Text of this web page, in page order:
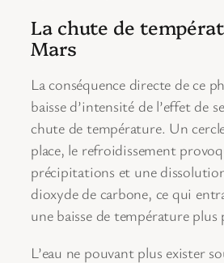
La chute de
Mars
La conséquence directe de ce
baisse d’intensité de l’effet de
chute de température. Un
place, le refroidissement
précipitations et une
dioxyde de carbone, ce qui
une baisse de température plus
L’eau ne pouvant plus exister